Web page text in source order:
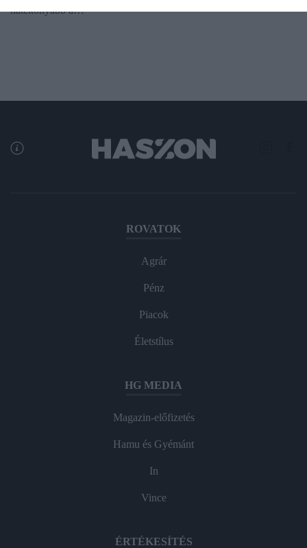
hatékonyabb a…
ROVATOK
Agrár
Pénz
Piacok
Életstílus
HG MEDIA
Magazin-előfizetés
Hamu és Gyémánt
In
Vince
ÉRTÉKESÍTÉS